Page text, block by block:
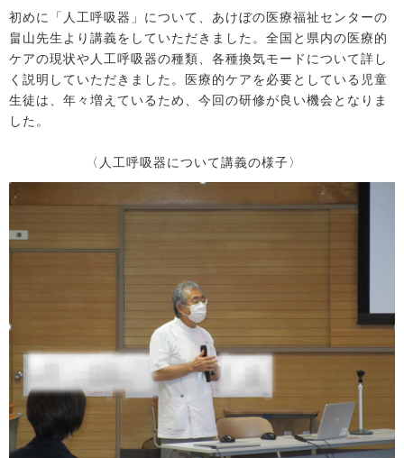
初めに「人工呼吸器」について、あけぼの医療福祉センターの
畠山先生より講義をしていただきました。全国と県内の医療的
ケアの現状や人工呼吸器の種類、各種換気モードについて詳し
く説明していただきました。医療的ケアを必要としている児童
生徒は、年々増えているため、今回の研修が良い機会となりま
した。
〈人工呼吸器について講義の様子〉